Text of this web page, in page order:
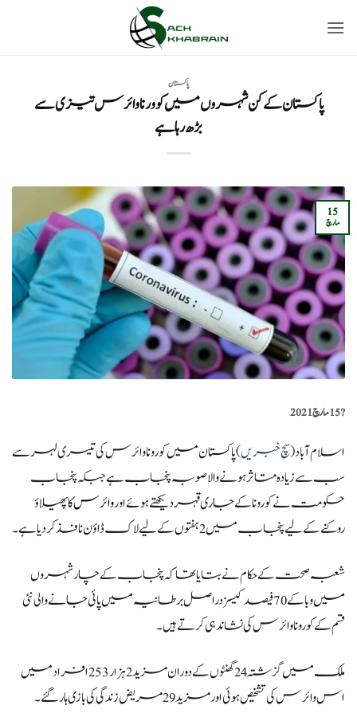
پاکستان
پاکستان کے کن شہروں میں کوورنا وائرس تیزی سے
بڑھ رہا ہے
15
مارچ
?️15 مارچ 2021
اسلام آباد(سچ خبریں)پاکستان میں کورونا وائرس کی تیسری لہر سے
سب سے زیادہ متاثر ہونے والا صوبہ پنجاب ہے جبکہ پنجاب
حکومت نے کورونا کے جاری قہر دیکھتے ہوئے اوروائرسکا پھیلاؤ
روکنے کے لیے پنجاب میں 2 ہفتوں کے لیے لاک ڈاؤن نافذ کردیا ہے۔
شعبہ صحت کے حکام نے بتایا تھا کہ پنجاب کے چار شہروں
میں وبا کے 70 فیصد کیسز دراصل برطانیہ میں پائی جانے والی نئی
قسم کے کورونا وائرس کی نشاندہی کرتے ہیں۔
ملک میں گزشتہ 24 گھنٹوں کے دوران مزید 2 ہزار 253 افراد میں
اس وائرس کی تشخیص ہوئی اور مزید 29 مریض زندگی کی بازی ہار گئے۔